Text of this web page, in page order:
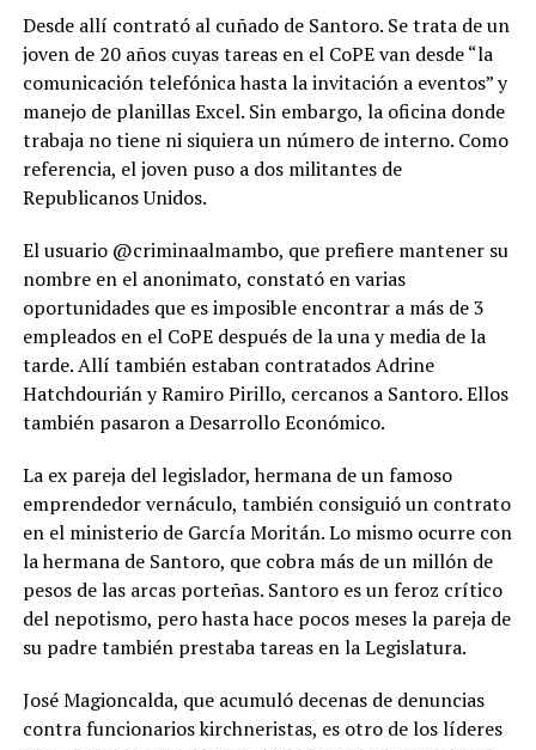
Desde allí contrató al cuñado de Santoro. Se trata de un
joven de 20 años cuyas tareas en el CoPE van desde “la
comunicación telefónica hasta la invitación a eventos” y
manejo de planillas Excel. Sin embargo, la oficina donde
trabaja no tiene ni siquiera un número de interno. Como
referencia, el joven puso a dos militantes de
Republicanos Unidos.
El usuario @criminaalmambo, que prefiere mantener su
nombre en el anonimato, constató en varias
oportunidades que es imposible encontrar a más de 3
empleados en el CoPE después de la una y media de la
tarde. Allí también estaban contratados Adrine
Hatchdourián y Ramiro Pirillo, cercanos a Santoro. Ellos
también pasaron a Desarrollo Económico.
La ex pareja del legislador, hermana de un famoso
emprendedor vernáculo, también consiguió un contrato
en el ministerio de García Moritán. Lo mismo ocurre con
la hermana de Santoro, que cobra más de un millón de
pesos de las arcas porteñas. Santoro es un feroz crítico
del nepotismo, pero hasta hace pocos meses la pareja de
su padre también prestaba tareas en la Legislatura.
José Magioncalda, que acumuló decenas de denuncias
contra funcionarios kirchneristas, es otro de los líderes